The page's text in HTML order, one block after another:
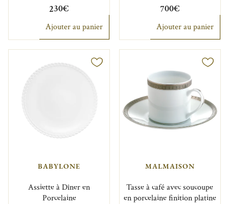
230€
Ajouter au panier
700€
Ajouter au panier
BABYLONE
Assiette à Dîner en
Porcelaine
MALMAISON
Tasse à café avec soucoupe
en porcelaine finition platine